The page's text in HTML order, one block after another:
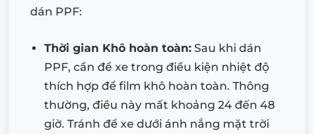
dán PPF:
Thời gian Khô hoàn toàn: Sau khi dán
PPF, cần để xe trong điều kiện nhiệt độ
thích hợp để film khô hoàn toàn. Thông
thường, điều này mất khoảng 24 đến 48
giờ. Tránh để xe dưới ánh nắng mặt trời